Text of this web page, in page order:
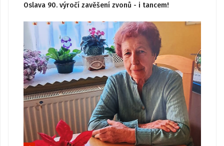
Oslava 90. výročí zavěšení zvonů - i tancem!